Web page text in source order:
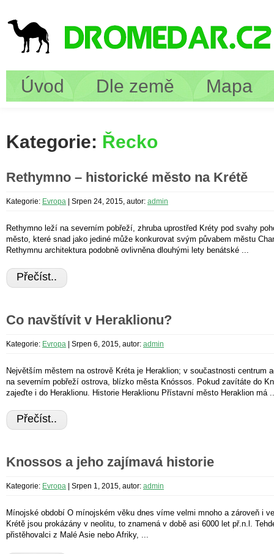
Úvod Dle země Mapa
Kategorie: Řecko
Rethymno – historické město na Krétě
Kategorie: Evropa Srpen 24, 2015, autor: admin
Rethymno leží na severním pobřeží, zhruba uprostřed Kréty pod svahy
město, které snad jako jediné může konkurovat svým půvabem městu
Rethymnu architektura podobně ovlivněna dlouhými lety benátské ...
Přečíst..
Co navštívit v Heraklionu?
Kategorie: Evropa | Srpen 6, 2015, autor: admin
Největším městem na ostrově Kréta je Heraklion; v součastnosti centrum
na severním pobřeží ostrova, blízko města Knóssos. Pokud zavítáte do
zajeďte i do Heraklionu. Historie Heraklionu Přístavní město Heraklion má
Přečíst..
Knossos a jeho zajímavá historie
Kategorie: Evropa Srpen 1, 2015, autor: admin
Mínojské období O mínojském věku dnes víme velmi mnoho a zároveň i
Krétě jsou prokázány v neolitu, to znamená v době asi 6000 let př.n.l.
přistěhovalci z Malé Asie nebo Afriky, ...